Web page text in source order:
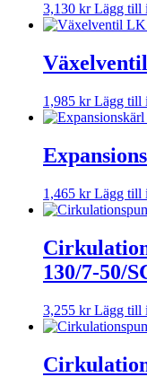
3,130 kr Lägg till
1,985 kr Lägg till
1,465 kr Lägg till
130/7-50/
3,255 kr Lägg till